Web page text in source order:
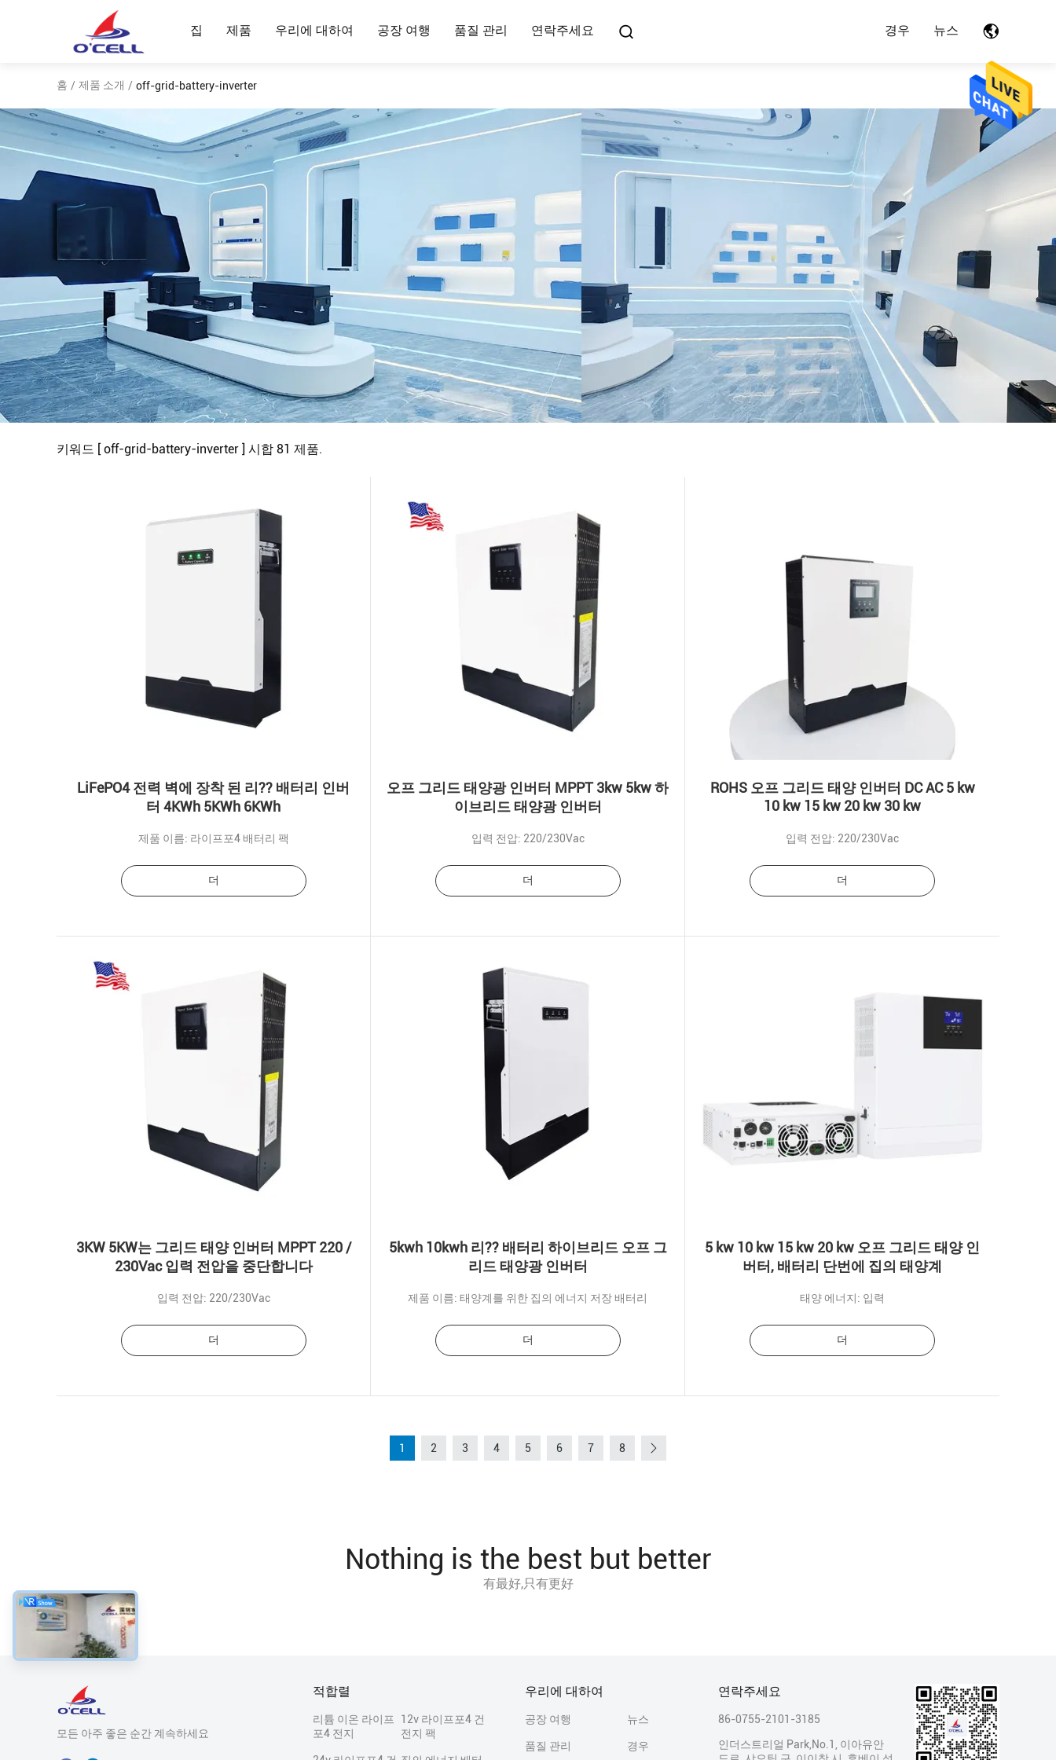
집 제품 우리에 대하여 공장 여행 품질 관리 연락주세요 경우 뉴스
홈 / 제품 소개 / off-grid-battery-inverter
키워드 [ off-grid-battery-inverter ] 시합 81 제품.
LiFePO4 전력 벽에 장착 된 리?? 배터리 인버
터 4KWh 5KWh 6KWh
제품 이름: 라이프포4 배터리 팩
더
오프 그리드 태양광 인버터 MPPT 3kw 5kw 하
이브리드 태양광 인버터
입력 전압: 220/230Vac
더
ROHS 오프 그리드 태양 인버터 DC AC 5 kw
10 kw 15 kw 20 kw 30 kw
입력 전압: 220/230Vac
더
3KW 5KW는 그리드 태양 인버터 MPPT 220 /
230Vac 입력 전압을 중단합니다
입력 전압: 220/230Vac
더
5kwh 10kwh 리?? 배터리 하이브리드 오프 그
리드 태양광 인버터
제품 이름: 태양계를 위한 집의 에너지 저장 배터리
더
5 kw 10 kw 15 kw 20 kw 오프 그리드 태양 인
버터, 배터리 단번에 집의 태양계
태양 에너지: 입력
더
1 2 3 4 5 6 7 8
Nothing is the best but better
有最好,只有更好
모든 아주 좋은 순간 계속하세요
적합렬
리튬 이온 라이프
포4 전지
12v 라이프포4 건
전지 팩
우리에 대하여
공장 여행 뉴스
품질 관리 경우
연락주세요
86-0755-2101-3185
인더스트리얼 Park,No.1, 이아유안